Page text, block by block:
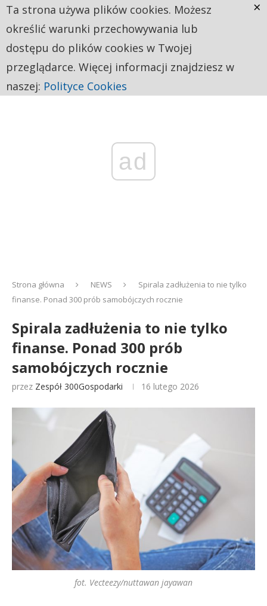
ad
Strona główna NEWS
Spirala zadłużenia to nie tylko
finanse. Ponad 300 prób samobójczych rocznie
Spirala zadłużenia to nie tylko
finanse. Ponad 300 prób
samobójczych rocznie
przez Zespół 300Gospodarki 16 lutego 2026
fot. Vecteezy/nuttawan jayawan
Ta strona używa plików cookies. Możesz
określić warunki przechowywania lub
dostępu do plików cookies w Twojej
przeglądarce. Więcej informacji znajdziesz w
naszej: Polityce Cookies
×